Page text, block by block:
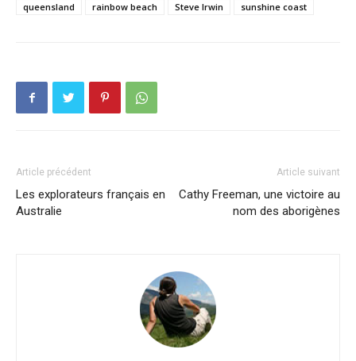
queensland
rainbow beach Steve Irwin sunshine coast
Article précédent
Les explorateurs français en
Australie
Article suivant
Cathy Freeman, une victoire au
nom des aborigènes